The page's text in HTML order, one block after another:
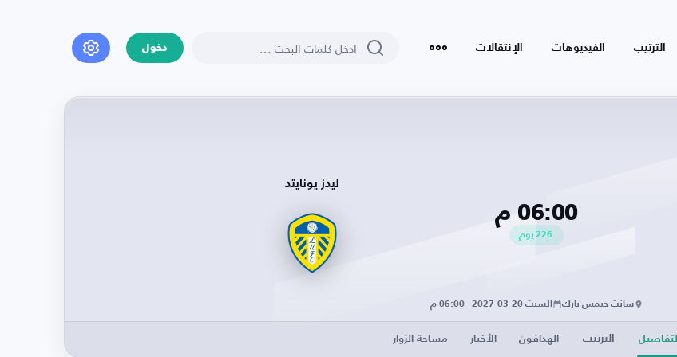
الترتيب الفيديوهات الإنتقالات دخول
06:00 م
226 يوم
ليدز يونايتد
سانت جيمس بارك السبت 20-03-2027 · 06:00 م
التفاصيل الترتيب الهدافون الأخبار مساحة الزوار